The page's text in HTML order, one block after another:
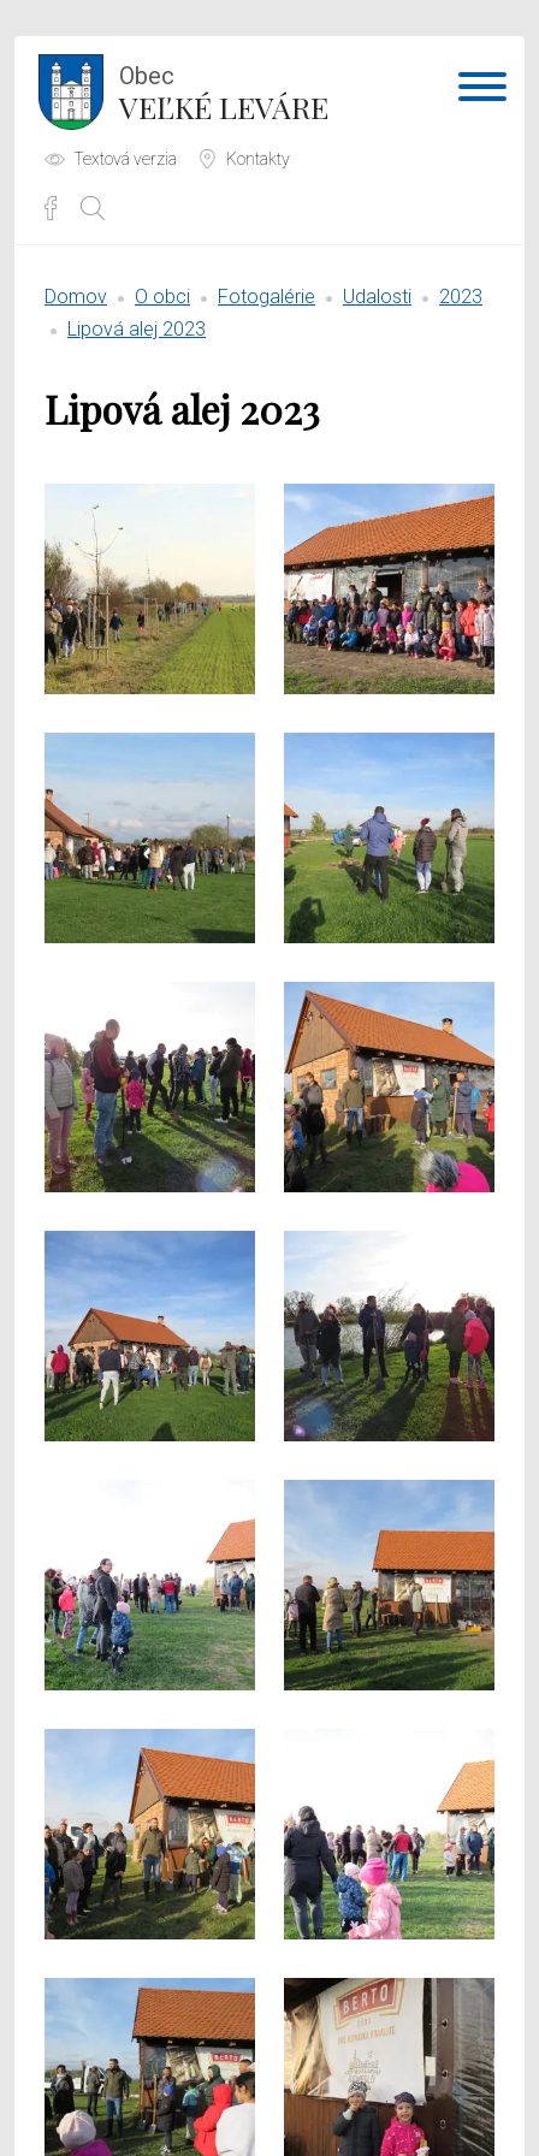
Obec
VEĽKÉ LEVÁRE
Textová verzia Kontakty
Samospráva
O obci
Domov O obci Fotogalérie Udalosti
2023
Lipová alej 2023
Lipová alej 2023